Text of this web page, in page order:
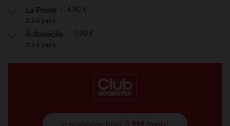
La Poste 4,90 €
2 à 4 jours
À domicile 7,90 €
2 à 4 jours
je m'abonne pour 3,99€/mois*